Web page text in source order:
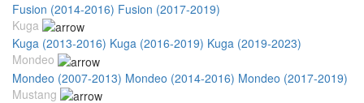
Fusion (2014-2016) Fusion (2017-2019)
Kuga
Kuga (2013-2016) Kuga (2016-2019) Kuga (2019-2023)
Mondeo
Mondeo (2007-2013) Mondeo (2014-2016) Mondeo (2017-2019)
Mustang